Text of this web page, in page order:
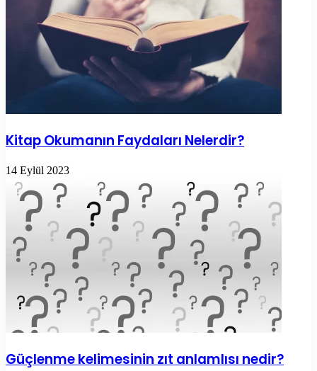
Kitap Okumanın Faydaları Nelerdir?
14 Eylül 2023
Güçlenme kelimesinin zıt anlamlısı nedir?